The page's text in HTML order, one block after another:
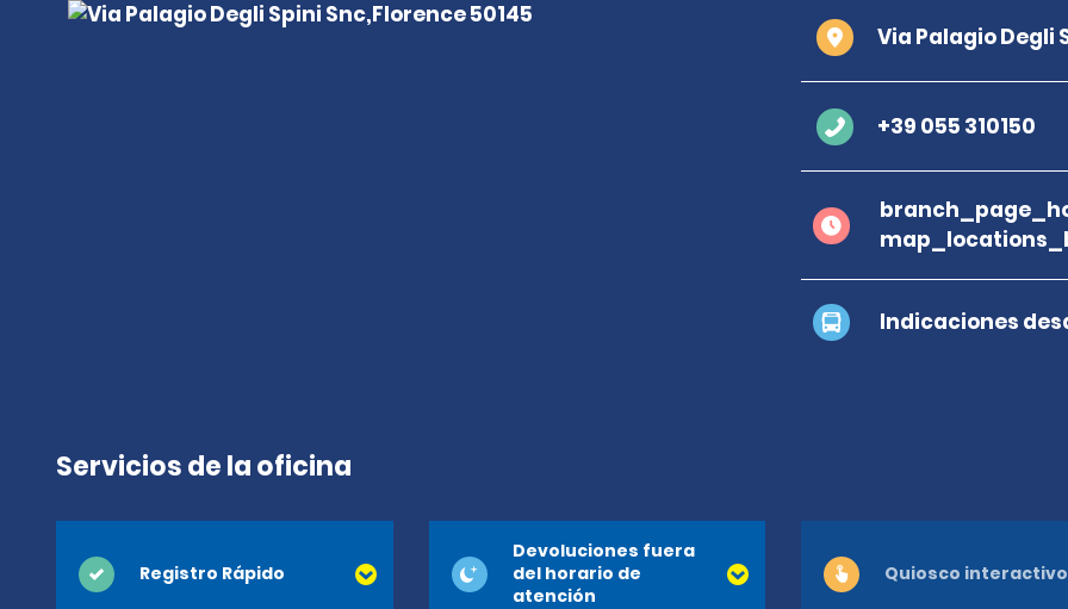
Via Palagio Degli
+39 055 310150
Indicaciones
Servicios de la oficina
Registro Rápido
Devoluciones fuera
del horario de
atención
Quiosco interactivo